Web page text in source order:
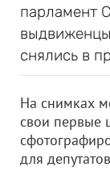
парламент
снялись в
На снимках
свои первые
для